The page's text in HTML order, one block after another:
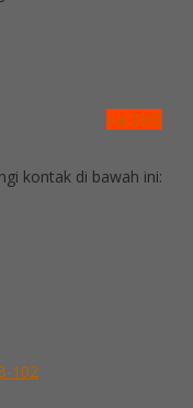
via SMS
kontak di bawah ini:
102